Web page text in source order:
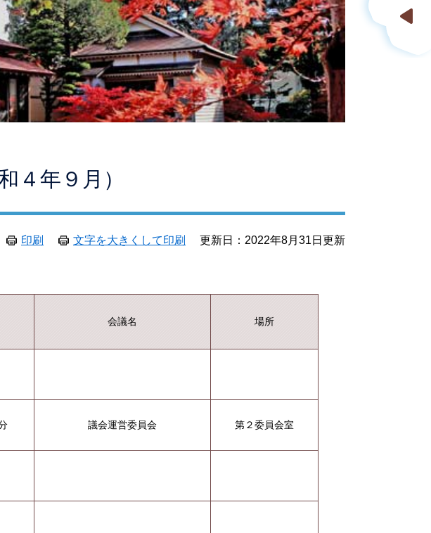
４年９月）
印刷 文字を大きくして印刷 更新日：2022年8月31日更新
会議名 場所
議会運営委員会 第２委員会室